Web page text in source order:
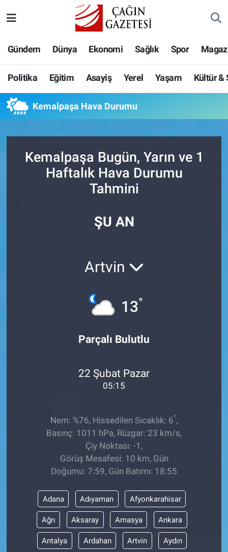
Gündem Dünya Ekonomi Sağlık Spor
Politika Eğitim Asayiş Yerel Yaşam Kültür &
Kemalpaşa Hava Durumu
Kemalpaşa Bugün, Yarın ve 1
Haftalık Hava Durumu
Tahmini
ŞU AN
Artvin
13°
Parçalı Bulutlu
22 Şubat Pazar
05:15
Nem: %76, Hissedilen Sıcaklık: 6°,
Basınç: 1011 hPa, Rüzgar: 23 km/s,
Çiy Noktası: -1,
Görüş Mesafesi: 10 km, Gün
Doğumu: 7:59, Gün Batımı: 18:55
Adana Adıyaman Afyonkarahisar
Ağrı Aksaray Amasya Ankara
Antalya Ardahan Artvin Aydın
Eğitim
Asayiş
Yerel
Kültür & Sanat
Hava Durumu
Namaz Vakitleri
Trafik Durumu
Tüm Manşetler
Son Dakika Haberleri